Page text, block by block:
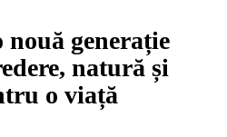
nouă generație
natură și
o viață